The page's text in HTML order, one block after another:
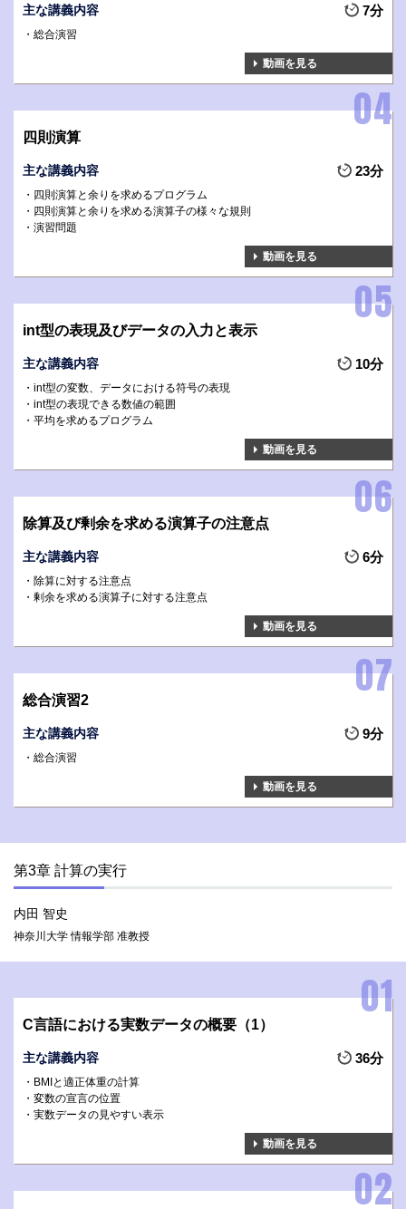
主な講義内容 7分
総合演習
動画を見る
四則演算
主な講義内容 23分
四則演算と余りを求めるプログラム
四則演算と余りを求める演算子の様々な規則
演習問題
動画を見る
int型の表現及びデータの入力と表示
主な講義内容 10分
int型の変数、データにおける符号の表現
int型の表現できる数値の範囲
平均を求めるプログラム
動画を見る
除算及び剰余を求める演算子の注意点
主な講義内容 6分
除算に対する注意点
剰余を求める演算子に対する注意点
動画を見る
総合演習2
主な講義内容 9分
総合演習
動画を見る
第3章 計算の実行
内田 智史
神奈川大学 情報学部 准教授
C言語における実数データの概要（1）
主な講義内容 36分
BMIと適正体重の計算
変数の宣言の位置
実数データの見やすい表示
動画を見る